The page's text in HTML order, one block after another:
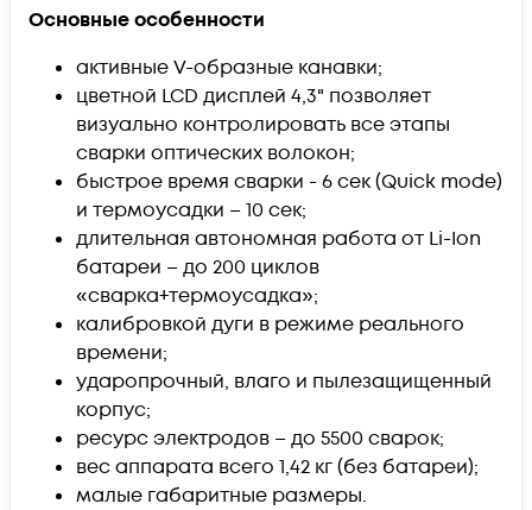
Основные особенности
активные V-образные канавки;
цветной LCD дисплей 4,3" позволяет
визуально контролировать все этапы
сварки оптических волокон;
быстрое время сварки - 6 сек (Quick mode)
и термоусадки – 10 сек;
длительная автономная работа от Li-Ion
батареи – до 200 циклов
«сварка+термоусадка»;
калибровкой дуги в режиме реального
времени;
ударопрочный, влаго и пылезащищенный
корпус;
ресурс электродов – до 5500 сварок;
вес аппарата всего 1,42 кг (без батареи);
малые габаритные размеры.